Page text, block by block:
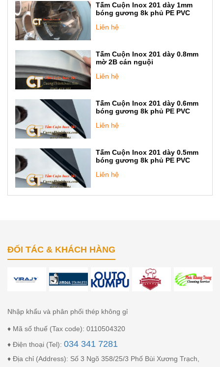
Tấm Cuộn Inox 201 dày 1mm
bóng gương 8k phủ PE PVC
Liên hệ
Tấm Cuộn Inox 201 dày 0.8mm
mờ 2B cán nguội
Liên hệ
Tấm Cuộn Inox 201 dày 0.6mm
bóng gương 8k phủ PE PVC
Liên hệ
Tấm Cuộn Inox 201 dày 0.5mm
bóng gương 8k phủ PE PVC
Liên hệ
ĐỐI TÁC & KHÁCH HÀNG
Nhập khẩu và phân phối thép không gỉ
♦ Mã số thuế (Tax code): 0110504320
♦ Điện thoại (Tel): 034 341 7281
♦ Địa chỉ (Address): Số 3 Ngõ 358/25/3 Phố Bùi Xương Trạch,